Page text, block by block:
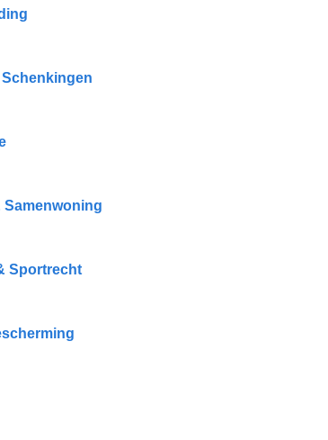
Samenwoning
Sportrecht